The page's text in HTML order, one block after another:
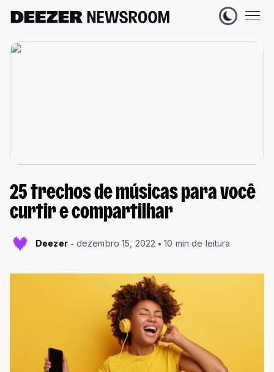
25 trechos de músicas para você
curtir e compartilhar
Deezer dezembro 15, 2022 10 min de leitura